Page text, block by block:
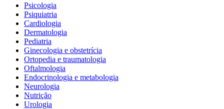
Psicologia
Psiquiatria
Cardiologia
Dermatologia
Pediatria
Ginecologia e obstetrícia
Ortopedia e traumatologia
Oftalmologia
Endocrinologia e metabologia
Neurologia
Nutrição
Urologia